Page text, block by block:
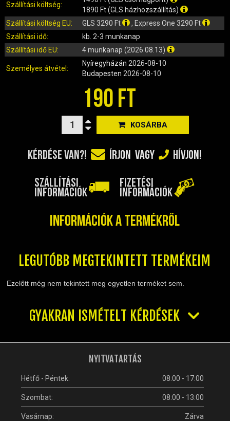
IZZÓ (ROBOGÓ, QUAD, MOTOR)
KARBURÁTOROK ÉS ALKATRÉSZEIK
KENŐANYAGOK, TISZTÍTÓK, ÁPOLÓK
KIEGÉSZÍTŐK
KILÓMÉTERÓRA ÉS ALKATRÉSZEI
KIPUFOGÓK ÉS TARTOZÉKAIK
KORMÁNY ÉS ALKATRÉSZEI
KXD QUAD ÉS DIRT BIKE ALKATRÉSZEK
MOTORBLOKK KOMPLETT
SZERSZÁMOK
SZŰRŐK ÉS TARTOZÉKAIK
TÜKRÖK (UNIVERZÁLIS)
ZÁRAK, GYÚJTÁSKAPCSOLÓK
%KÉSZLET KISÖPRÉS%
Szállítási költség:
1890 Ft (GLS házhozszállítás)
Szállítási költség EU:
GLS 3290 Ft
, Express One 3290 Ft
Szállítási idő:
kb. 2-3 munkanap
Szállítási idő EU:
4 munkanap (2026.08.13)
Személyes átvétel:
Nyíregyházán 2026-08-10
Budapesten 2026-08-10
190 FT
KOSÁRBA
KÉRDÉSE VAN?! ÍRJON VAGY HÍVJON!
SZÁLLÍTÁSI
INFORMÁCIÓK
FIZETÉSI
INFORMÁCIÓK
Információk a termékről
LEGUTÓBB MEGTEKINTETT TERMÉKEIM
Ezelőtt még nem tekintett meg egyetlen terméket sem.
GYAKRAN ISMÉTELT KÉRDÉSEK
NYITVATARTÁS
Hétfő - Péntek: 08:00 - 17:00
Szombat: 08:00 - 13:00
Vasárnap: Zárva